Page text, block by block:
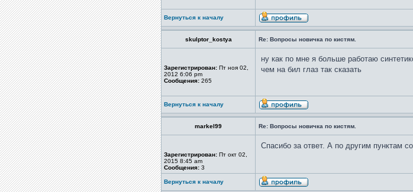
Вернуться к началу
skulptor_kostya Re: Вопросы новичка по кистям.
Зарегистрирован: Пт ноя 02,
2012 6:06 pm
Сообщения: 265
ну как по мне я больше работаю
чем на бил глаз так сказать
Вернуться к началу
markel99 Re: Вопросы новичка по кистям.
Зарегистрирован: Пт окт 02,
2015 8:45 am
Сообщения: 3
Спасибо за ответ. А по другим пунктам
Вернуться к началу